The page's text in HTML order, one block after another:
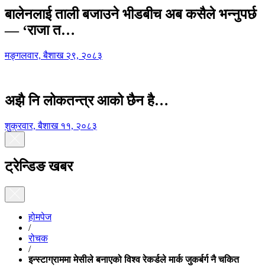
बालेनलाई ताली बजाउने भीडबीच अब कसैले भन्नुपर्छ
— ‘राजा त…
मङ्गलवार, बैशाख २९, २०८३
अझै नि लोकतन्त्र आको छैन है…
शुक्रवार, बैशाख ११, २०८३
ट्रेन्डिङ खबर
होमपेज
/
रोचक
/
इन्स्टाग्राममा मेसीले बनाएको विश्व रेकर्डले मार्क जुकर्बर्ग नै चकित